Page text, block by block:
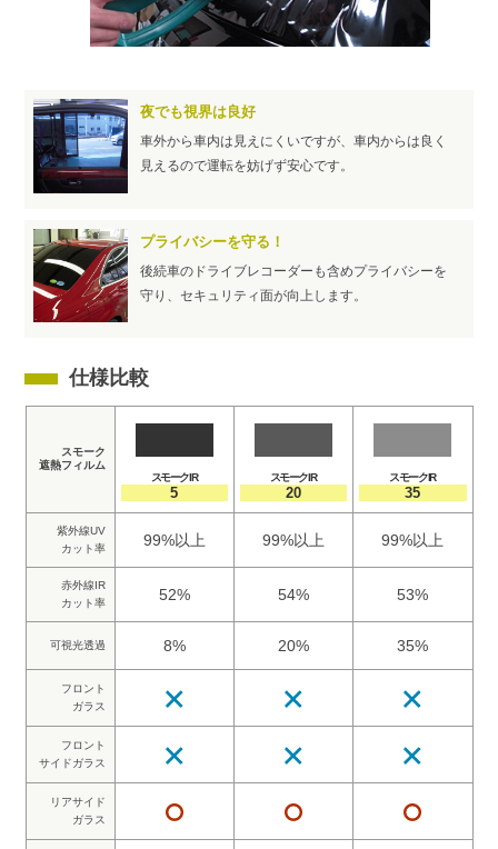
夜でも視界は良好
車外から車内は見えにくいですが、車内からは良く
見えるので運転を妨げず安心です。
プライバシーを守る！
後続車のドライブレコーダーも含めプライバシーを
守り、セキュリティ面が向上します。
仕様比較
スモーク
遮熱フィルム
スモークIR
5
スモークIR
20
スモークIR
35
紫外線UV
カット率
99%以上 99%以上 99%以上
赤外線IR
カット率
52% 54% 53%
可視光透過 8% 20% 35%
フロント
ガラス
フロント
サイドガラス
リアサイド
ガラス